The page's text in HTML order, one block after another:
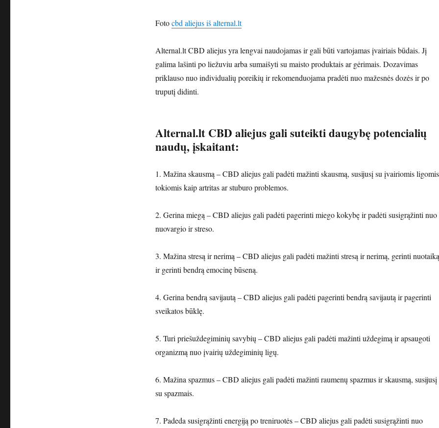
Fotocbd aliejus iš alternal.lt
Alternal.lt CBD aliejus yra lengvai naudojamas ir gali būti vartojamas įvairiais būdais. Jį
galima lašinti po liežuviu arba sumaišyti su maisto produktais ar gėrimais. Dozavimas
priklauso nuo individualių poreikių ir rekomenduojama pradėti nuo mažesnės dozės ir po
truputį didinti.
Alternal.lt CBD aliejus gali suteikti daugybę potencialių
naudų, įskaitant:
1. Mažina skausmą – CBD aliejus gali padėti mažinti skausmą, susijusį su įvairiomis
tokiomis kaip artritas ar stuburo problemos.
2. Gerina miegą – CBD aliejus gali padėti pagerinti miego kokybę ir padėti susigrąžinti nuo
nuovargio ir streso.
3. Mažina stresą ir nerimą – CBD aliejus gali padėti mažinti stresą ir nerimą, gerinti nuotaiką
ir gerinti bendrą emocinę būseną.
4. Gerina bendrą savijautą – CBD aliejus gali padėti pagerinti bendrą savijautą ir pagerinti
sveikatos būklę.
5. Turi priešuždegiminių savybių – CBD aliejus gali padėti mažinti uždegimą ir apsaugoti
organizmą nuo įvairių uždegiminių ligų.
6. Mažina spazmus – CBD aliejus gali padėti mažinti raumenų spazmus ir skausmą, susijusį
su spazmais.
7. Padeda susigrąžinti energiją po treniruotės – CBD aliejus gali padėti susigrąžinti nuo